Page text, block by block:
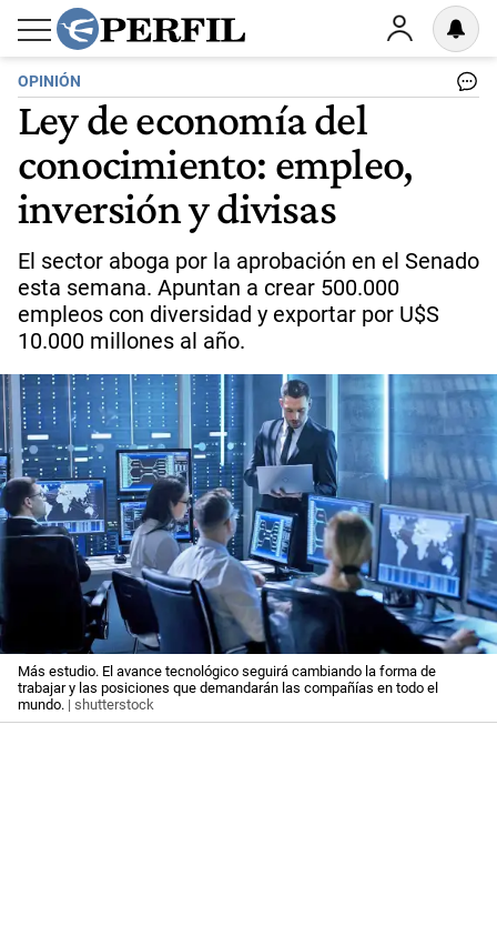
OPINIÓN
Ley de economía del
conocimiento: empleo,
inversión y divisas
El sector aboga por la aprobación en el Senado
esta semana. Apuntan a crear 500.000
empleos con diversidad y exportar por U$S
10.000 millones al año.
Más estudio. El avance tecnológico seguirá cambiando la forma de
trabajar y las posiciones que demandarán las compañías en todo el
mundo. | shutterstock